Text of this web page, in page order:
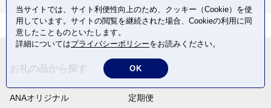
ANAオリジナル
定期便
当サイトでは、サイト利便性向上のため、クッキー（Cookie）を使
用しています。サイトの閲覧を継続された場合、Cookieの利用に同
意したことものといたします。
詳細についてはプライバシーポリシーをお読みください。
OK